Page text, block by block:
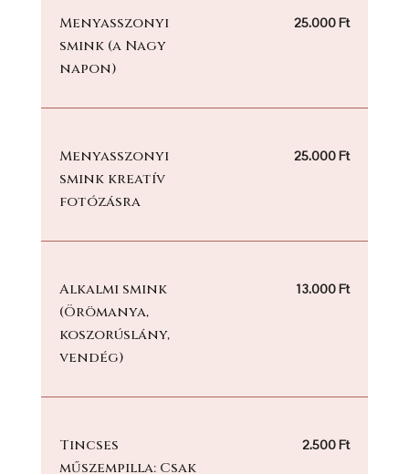
Menyasszonyi
smink (a Nagy
napon)
25.000 Ft
Menyasszonyi
smink kreatív
fotózásra
25.000 Ft
Alkalmi smink
(Örömanya,
koszorúslány,
vendég)
13.000 Ft
Tincses
műszempilla: Csak
2.500 Ft